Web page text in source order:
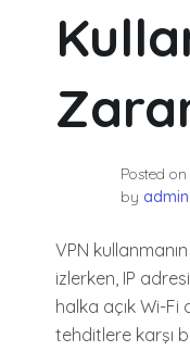
Posted on
by admin
VPN
izlerken, IP
halka açık Wi-Fi
tehditlere karşı